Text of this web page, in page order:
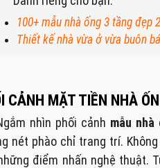
100+ mẫu nhà ống 3 tầng đẹp
Thiết kế nhà vừa ở vừa buôn
CẢNH MẶT TIỀN NHÀ
nhìn phối cảnh mẫu
nét phào chỉ trang trí.
điểm nhấn nghệ thuật.